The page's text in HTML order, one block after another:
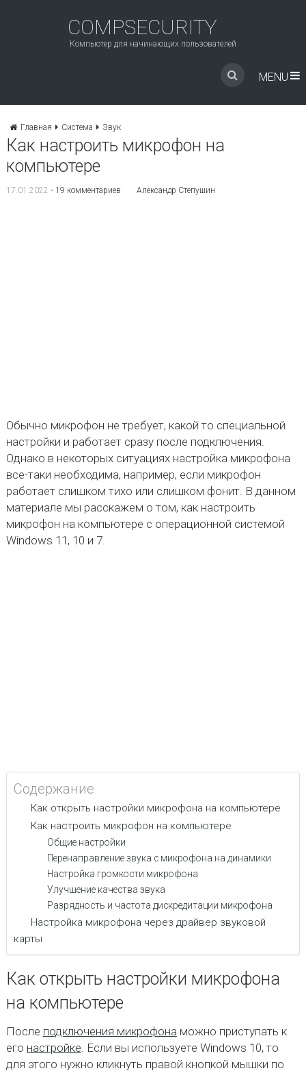
COMPSECURITY
Компьютер для начинающих пользователей
MENU
Главная Система Звук
Как настроить микрофон на
компьютере
17.01.2022 • 19 комментариев Александр Степушин
Обычно микрофон не требует, какой то специальной
настройки и работает сразу после подключения.
Однако в некоторых ситуациях настройка микрофона
все-таки необходима, например, если микрофон
работает слишком тихо или слишком фонит. В данном
материале мы расскажем о том, как настроить
микрофон на компьютере с операционной системой
Windows 11, 10 и 7.
Содержание
Как открыть настройки микрофона на компьютере
Как настроить микрофон на компьютере
Общие настройки
Перенаправление звука с микрофона на динамики
Настройка громкости микрофона
Улучшение качества звука
Разрядность и частота дискредитации микрофона
Настройка микрофона через драйвер звуковой
карты
Как открыть настройки микрофона
на компьютере
После подключения микрофонаможно приступать к
его настройке. Если вы используете Windows 10, то
для этого нужно кликнуть правой кнопкой мышки по